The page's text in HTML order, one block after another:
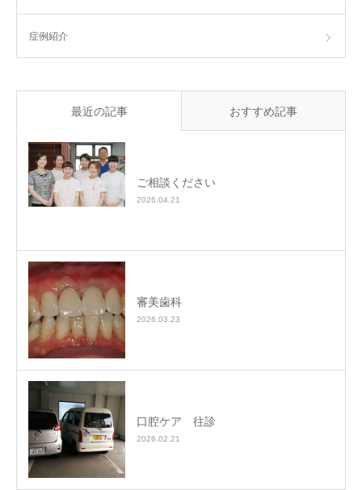
症例紹介
最近の記事 おすすめ記事
ご相談ください
2026.04.21
審美歯科
2026.03.23
口腔ケア 往診
2026.02.21